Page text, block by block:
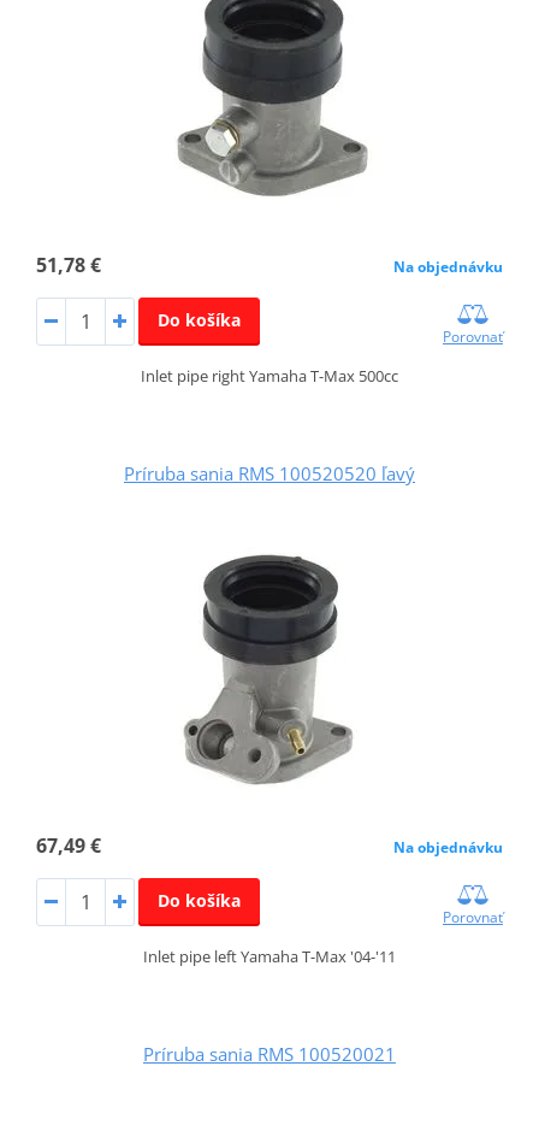
51,78 € Na objednávku
Do košíka
Porovnať
Inlet pipe right Yamaha T-Max 500cc
Príruba sania RMS 100520520 ľavý
67,49 € Na objednávku
Do košíka
Porovnať
Inlet pipe left Yamaha T-Max '04-'11
Príruba sania RMS 100520021